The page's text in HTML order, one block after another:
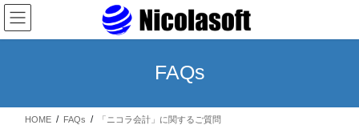
コ
ン
テ
ス
ナ
ビ
ゲ
ン
FAQs
HOME FAQs
「ニコラ会計」に関するご質問